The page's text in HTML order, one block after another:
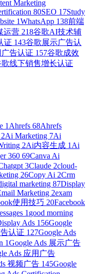
Marketing
80SEO 17Study
1WhatsApp 138前端
运营 218谷歌AI技术辅
证 143谷歌展示广告认
告认证 157谷歌成效
歌线下销售增长认证
1 Ahrefs 68Ahrefs
2Ai Marketing 7Ai
2Ai内容生成 1 Ai
360 69Canva Ai
3Claude 2cloud-
26Copy Ai 2Crm
marketing 87Display
Marketing 2exam
使用技巧 20Facebook
1 good morning
Ads 156Google
认证 127Google Ads
1Google Ads 展示广告
Ads 应用广告
视频广告 145Google